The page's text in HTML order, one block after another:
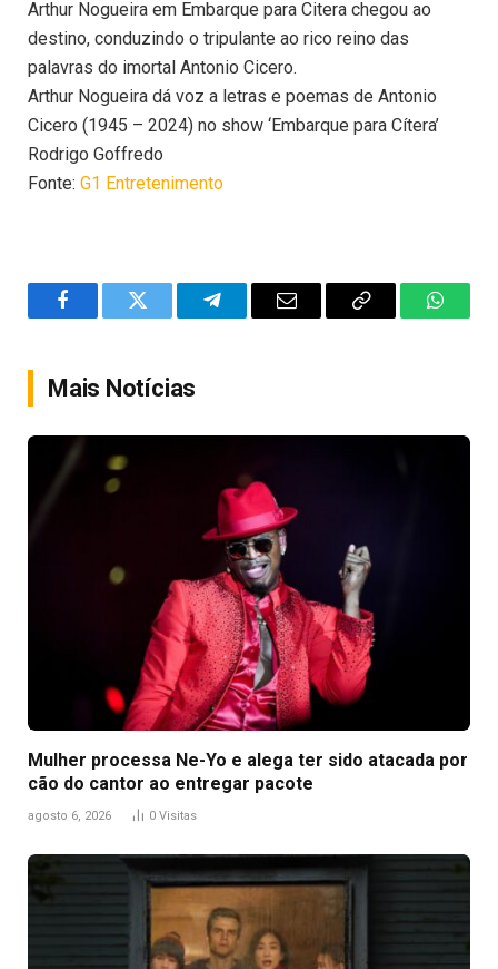
Arthur Nogueira em Embarque para Citera chegou ao
destino, conduzindo o tripulante ao rico reino das
palavras do imortal Antonio Cicero.
Arthur Nogueira dá voz a letras e poemas de Antonio
Cicero (1945 – 2024) no show ‘Embarque para Cítera’
Rodrigo Goffredo
Fonte: G1 Entretenimento
FacebookTwitter TelegramEmail
Copy
Mais Notícias
Mulher processa Ne-Yo e alega ter sido atacada por
cão do cantor ao entregar pacote
agosto 6, 2026 0 Visitas